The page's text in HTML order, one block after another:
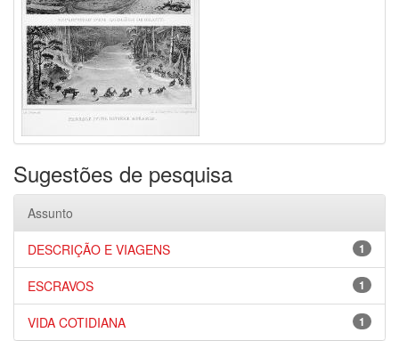
Sugestões de pesquisa
Assunto
1
DESCRIÇÃO E VIAGENS
1
ESCRAVOS
1
VIDA COTIDIANA